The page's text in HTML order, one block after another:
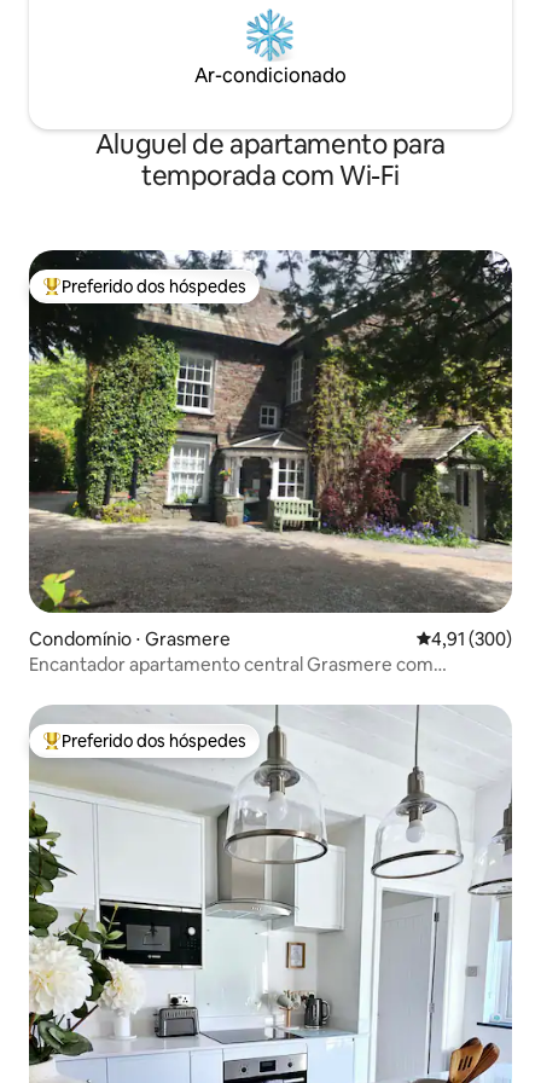
Ar-condicionado
Aluguel de apartamento para
temporada com Wi-Fi
Entre os melhores preferidos dos hóspedes
Preferido dos hóspedes
Condomínio ⋅ Grasmere 4,91 de uma
4,91 (300)
Encantador apartamento central Grasmere com
Entre os melhores preferidos dos hóspedes
Preferido dos hóspedes